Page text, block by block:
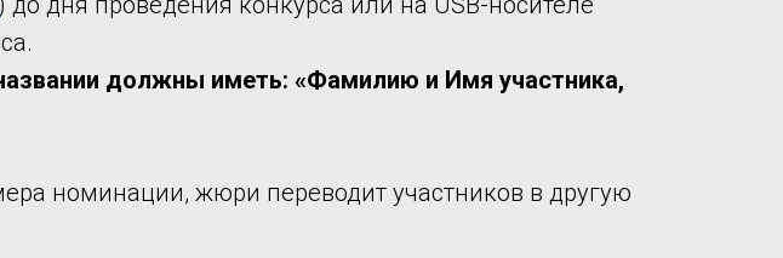
должны иметь: «Фамилию и Имя участника,
номинации, жюри переводит участников в другую